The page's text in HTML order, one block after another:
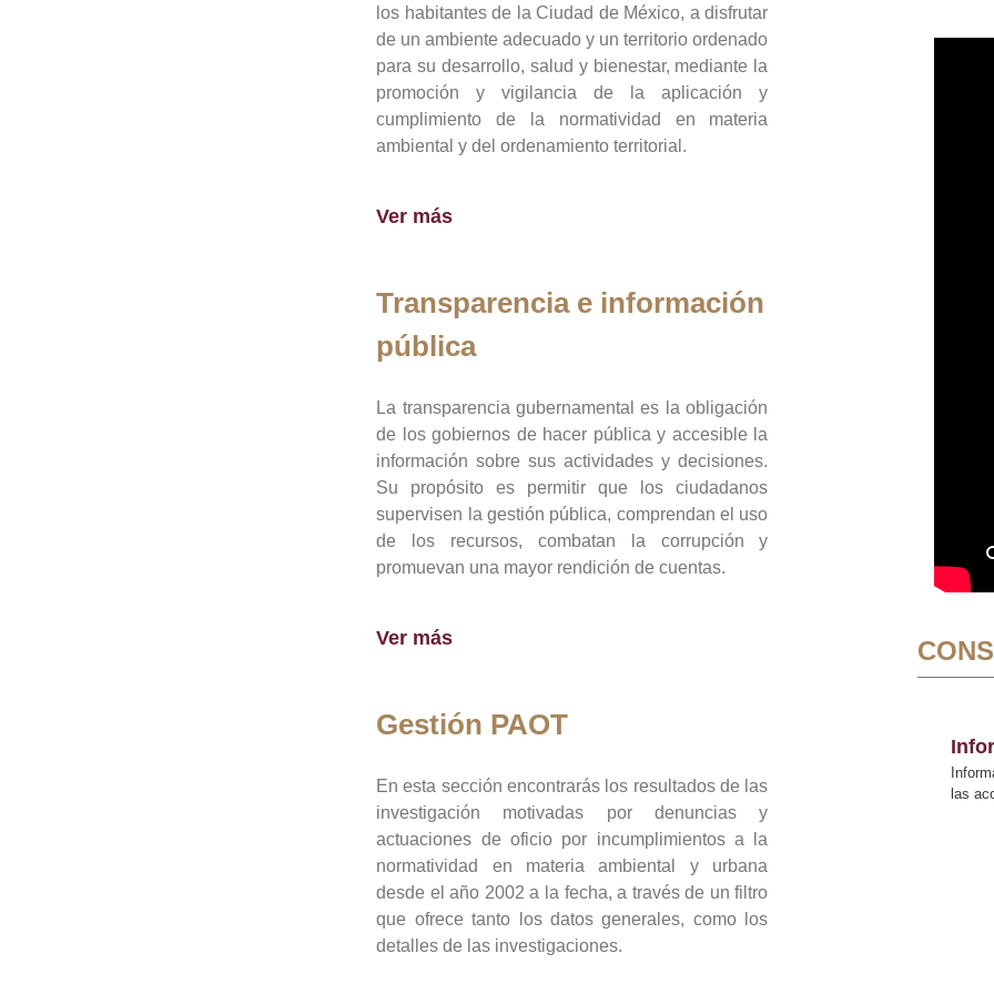
los habitantes de la Ciudad de México, a disfrutar
de un ambiente adecuado y un territorio ordenado
para su desarrollo, salud y bienestar, mediante la
promoción y vigilancia de la aplicación y
cumplimiento de la normatividad en materia
ambiental y del ordenamiento territorial.
Ver más
Transparencia e información
pública
La transparencia gubernamental es la obligación
de los gobiernos de hacer pública y accesible la
información sobre sus actividades y decisiones.
Su propósito es permitir que los ciudadanos
supervisen la gestión pública, comprendan el uso
de los recursos, combatan la corrupción y
promuevan una mayor rendición de cuentas.
Ver más
Gestión PAOT
En esta sección encontrarás los resultados de las
investigación motivadas por denuncias y
actuaciones de oficio por incumplimientos a la
normatividad en materia ambiental y urbana
desde el año 2002 a la fecha, a través de un filtro
que ofrece tanto los datos generales, como los
detalles de las investigaciones.
las